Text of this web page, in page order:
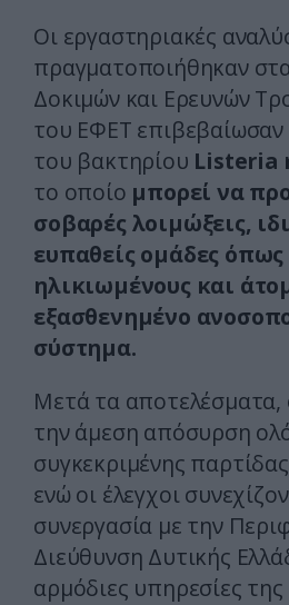
Οι εργαστηριακές
πραγματοποιήθηκαν
Δοκιμών και Ερευνών
του ΕΦΕΤ
του βακτηρίου Listeria
το οποίο μπορεί να
σοβαρές λοιμώξεις,
ευπαθείς ομάδες όπως
ηλικιωμένους και
εξασθενημένο
σύστημα.
Μετά τα αποτελέσματα,
την άμεση απόσυρση
συγκεκριμένης
ενώ οι έλεγχοι
συνεργασία με την
Διεύθυνση Δυτικής
αρμόδιες υπηρεσίες